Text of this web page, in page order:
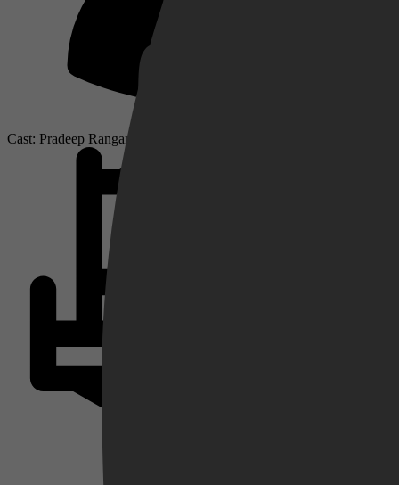
Cast: Pradeep Ranganathan, Mamitha Baiju, R. Sarathkumar